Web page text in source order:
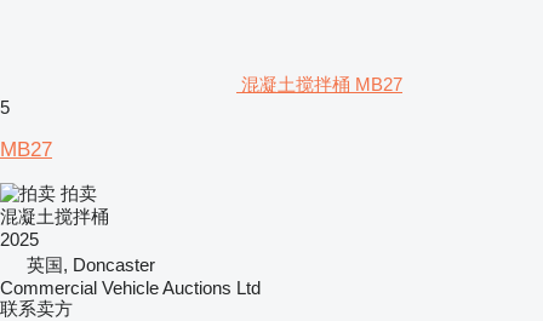
混凝土搅拌桶 MB27
5
MB27
拍卖
混凝土搅拌桶
2025
英国, Doncaster
Commercial Vehicle Auctions Ltd
联系卖方